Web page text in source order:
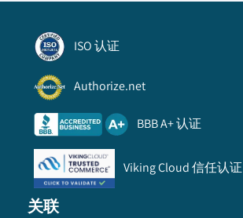
ISO 认证
Authorize.net
BBB A+ 认证
Viking Cloud 信任认证
关联